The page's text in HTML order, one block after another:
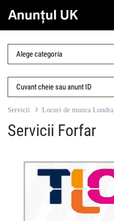
Servicii Locuri de munca Londra
Servicii Forfar